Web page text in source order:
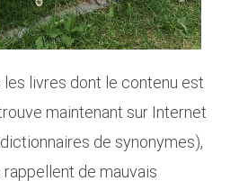
les livres dont le contenu est
maintenant sur Internet
de synonymes),
rappellent de mauvais